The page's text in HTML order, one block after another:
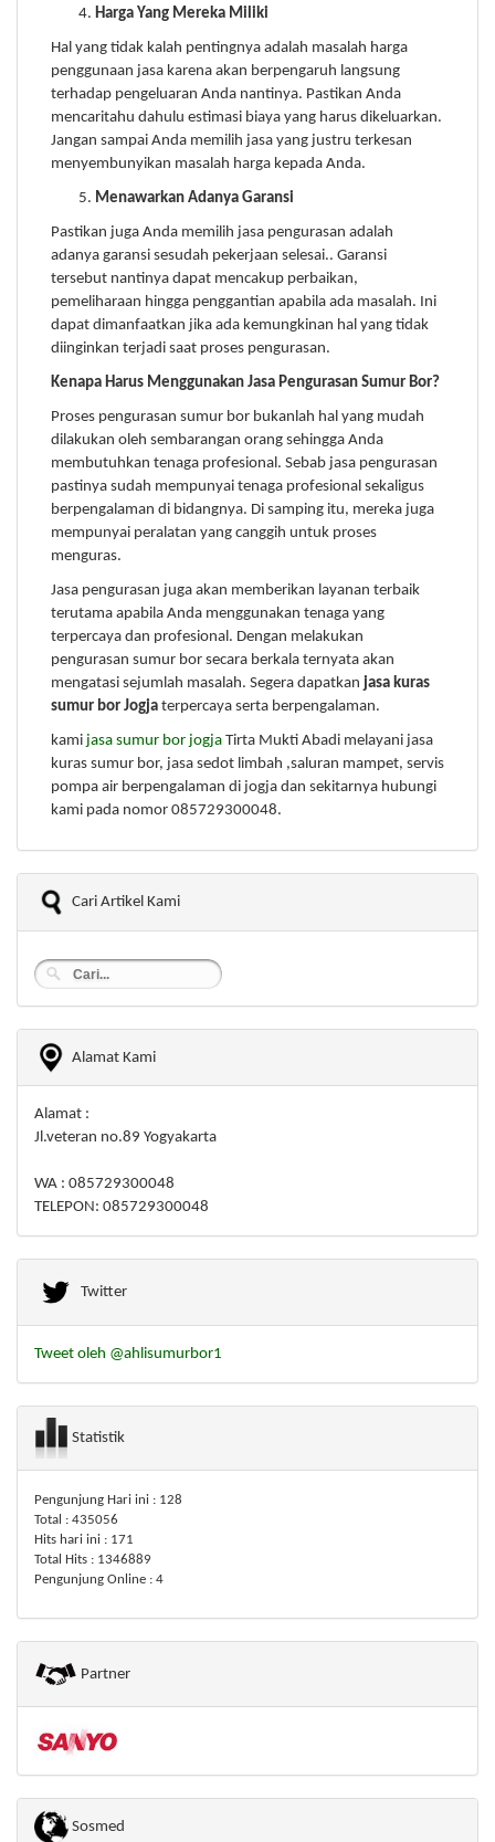
Harga Yang Mereka Miliki
Hal yang tidak kalah pentingnya adalah masalah harga
penggunaan jasa karena akan berpengaruh langsung
terhadap pengeluaran Anda nantinya. Pastikan Anda
mencaritahu dahulu estimasi biaya yang harus dikeluarkan.
Jangan sampai Anda memilih jasa yang justru terkesan
menyembunyikan masalah harga kepada Anda.
Menawarkan Adanya Garansi
Pastikan juga Anda memilih jasa pengurasan adalah
adanya garansi sesudah pekerjaan selesai.. Garansi
tersebut nantinya dapat mencakup perbaikan,
pemeliharaan hingga penggantian apabila ada masalah. Ini
dapat dimanfaatkan jika ada kemungkinan hal yang tidak
diinginkan terjadi saat proses pengurasan.
Kenapa Harus Menggunakan Jasa Pengurasan Sumur Bor?
Proses pengurasan sumur bor bukanlah hal yang mudah
dilakukan oleh sembarangan orang sehingga Anda
membutuhkan tenaga profesional. Sebab jasa pengurasan
pastinya sudah mempunyai tenaga profesional sekaligus
berpengalaman di bidangnya. Di samping itu, mereka juga
mempunyai peralatan yang canggih untuk proses
menguras.
Jasa pengurasan juga akan memberikan layanan terbaik
terutama apabila Anda menggunakan tenaga yang
terpercaya dan profesional. Dengan melakukan
pengurasan sumur bor secara berkala ternyata akan
mengatasi sejumlah masalah. Segera dapatkan jasa kuras
sumur bor Jogja terpercaya serta berpengalaman.
kami jasa sumur bor jogja Tirta Mukti Abadi melayani jasa
kuras sumur bor, jasa sedot limbah ,saluran mampet, servis
pompa air berpengalaman di jogja dan sekitarnya hubungi
kami pada nomor 085729300048.
Cari Artikel Kami
Alamat Kami
Alamat :
Jl.veteran no.89 Yogyakarta
WA : 085729300048
TELEPON: 085729300048
Twitter
Tweet oleh @ahlisumurbor1
Statistik
Pengunjung Hari ini : 128
Total : 435056
Hits hari ini : 171
Total Hits : 1346889
Pengunjung Online : 4
Partner
Sosmed